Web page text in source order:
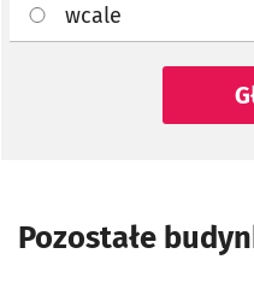
wcale
Pozostałe